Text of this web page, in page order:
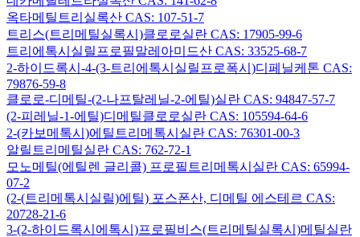
옥타메틸트리실록산 CAS: 107-51-7
트리스(트리메틸실록시)클로로실란 CAS: 17905-99-6
트리에톡시실릴프로필말레아미드산 CAS: 33525-68-7
2-하이드록시-4-(3-트리에톡시실릴프로폭시)디페닐케톤 CAS:
79876-59-8
클로로-디메틸-(2-나프탈레닐-2-에틸)실란 CAS: 94847-57-7
(2-피레닐-1-에틸)디메틸클로로실란 CAS: 105594-64-6
2-(카보메톡시)에틸트리메톡시실란 CAS: 76301-00-3
알릴트리메틸실란 CAS: 762-72-1
모노메틸(에틸렌 글리콜) 프로필트리메톡시실란 CAS: 65994-
07-2
(2-(트리메톡시실릴)에틸) 포스폰산, 디메틸 에스테르 CAS:
20728-21-6
3-(2-하이드록시에톡시)프로필비스(트리메틸실록시)메틸실란